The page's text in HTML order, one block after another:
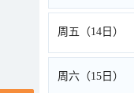
周五（14日）
周六（15日）